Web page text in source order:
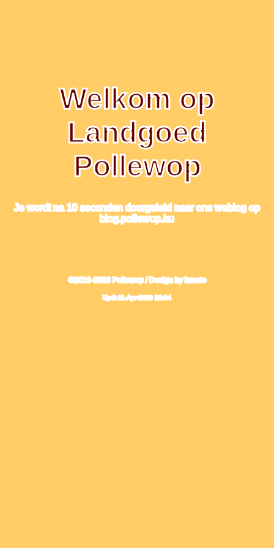
Welkom op
Landgoed
Pollewop
Je wordt na 10 seconden doorgeleid naar ons weblog op
blog.pollewop.hu
©2019-2026 Pollewop / Design by Innato
Updt11-Apr-2020 21:34